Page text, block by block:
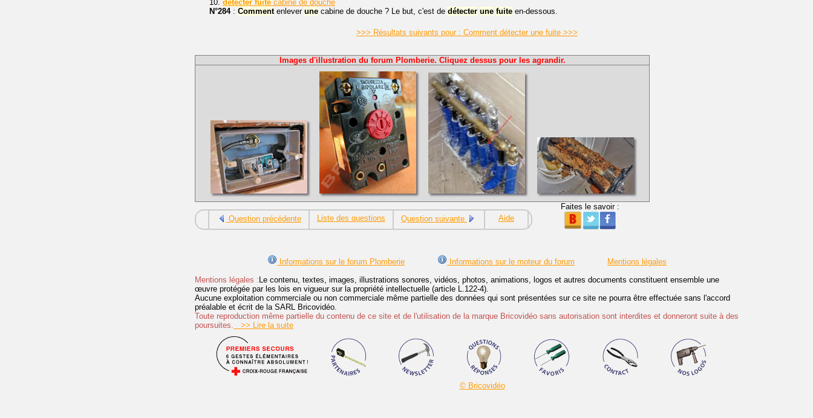
10. détecter fuite cabine de douche
N°284: Commentenlever une cabine de douche ? Le but, c'est de détecter une fuite en-dessous.
>>> Résultats suivants pour : Comment détecter une fuite >>>
Images d'illustration du forum Plomberie. Cliquez dessus pour les agrandir.
Question précédente Liste des questions Question suivante Aide
Faites le savoir :
Informations sur le forum Plomberie Informations sur le moteur du forum
Mentions légales
Mentions légales : Le contenu, textes, images, illustrations sonores, vidéos, photos, animations, logos et autres documents constituent ensemble une
œuvre protégée par les lois en vigueur sur la propriété intellectuelle (article L.122-4).
Aucune exploitation commerciale ou non commerciale même partielle des données qui sont présentées sur ce site ne pourra être effectuée sans l'accord
préalable et écrit de la SARL Bricovidéo.
Toute reproduction même partielle du contenu de ce site et de l'utilisation de la marque Bricovidéo sans autorisation sont interdites et donneront suite à des
poursuites.
>> Lire la suite
© Bricovidéo